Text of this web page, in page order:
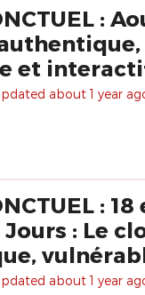
: Aout 2
et
about 1 year
: 18
: Le
about 1 year